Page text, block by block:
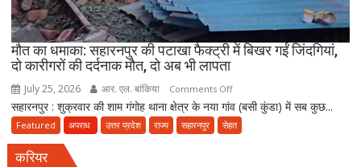
पर
FIR
मौत का धमाका: सहारनपुर की पटाखा फैक्ट्री में बिखर गईं जिंदगियां,
दो कारीगरों की दर्दनाक मौत, दो अब भी लापता
July 25, 2026 आर. एल. बांकिया Comments Offon
मौत
का
सहारनपुर : शुक्रवार की शाम गंगोह थाना क्षेत्र के नया गांव (बसी कुंडा) में सब कुछ...
Featured अपराध उत्तर प्रदेश राज्य सहारनपुर सेहत
करियर